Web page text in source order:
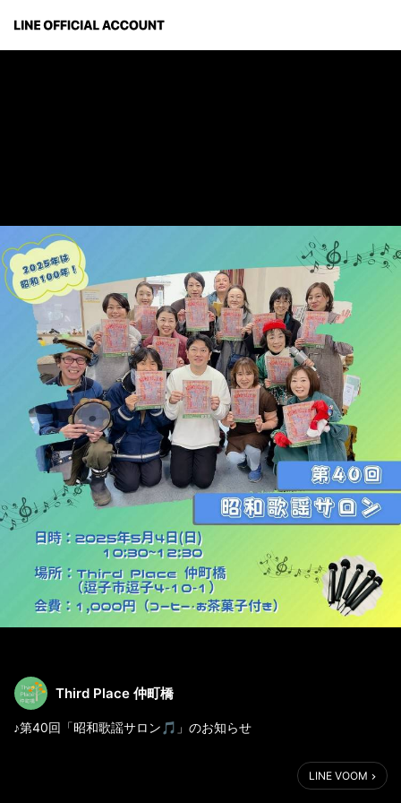
Third Place 仲町橋
♪第40回「昭和歌謡サロン🎵」のお知らせ
いま、若い世代にも支持されているとか、いないとか？
1970年〜80年代の昭和の歌謡曲を中心に、その当時を懐かしみな
LINE VOOM